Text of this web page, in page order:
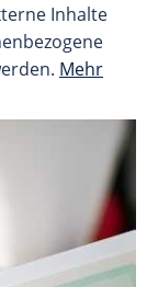
Inhalte
Mehr